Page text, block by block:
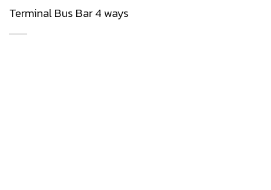
Terminal Bus Bar 4 ways